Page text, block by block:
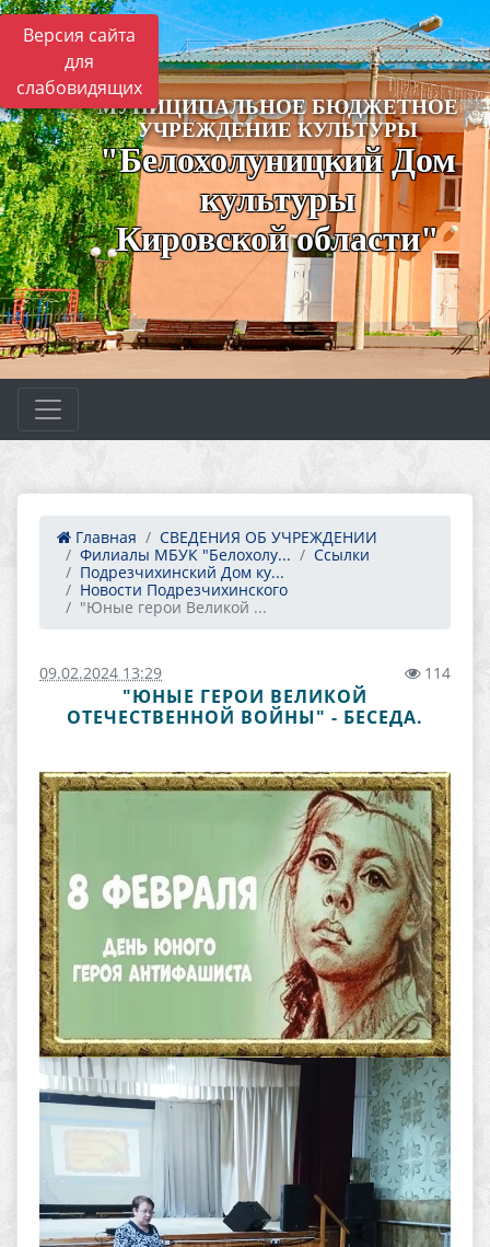
Версия сайта
для
слабовидящих
МУНИЦИПАЛЬНОЕ БЮДЖЕТНОЕ
УЧРЕЖДЕНИЕ КУЛЬТУРЫ
"Белохолуницкий Дом
культуры
Кировской области"
Главная
СВЕДЕНИЯ ОБ УЧРЕЖДЕНИИ
Филиалы МБУК "Белохолу...
Ссылки
Подрезчихинский Дом ку...
Новости Подрезчихинского
"Юные герои Великой ...
09.02.2024 13:29 114
"ЮНЫЕ ГЕРОИ ВЕЛИКОЙ
ОТЕЧЕСТВЕННОЙ ВОЙНЫ" - БЕСЕДА.